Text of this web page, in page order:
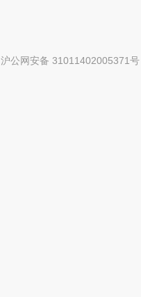
沪公网安备 31011402005371号